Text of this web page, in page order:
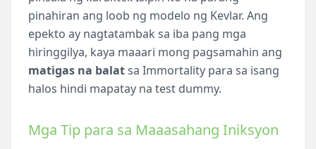
pinahiran ang loob ng modelo ng Kevlar. Ang
epekto ay nagtatambak sa iba pang mga
hiringgilya, kaya maaari mong pagsamahin ang
matigas na balatsa Immortality para sa isang
halos hindi mapatay na test dummy.
Mga Tip para sa Maaasahang Iniksyon